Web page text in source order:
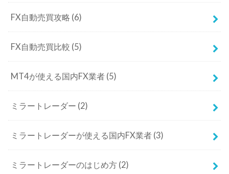
FX自動売買攻略 (6)
FX自動売買比較 (5)
MT4が使える国内FX業者 (5)
ミラートレーダー (2)
ミラートレーダーが使える国内FX業者 (3)
ミラートレーダーのはじめ方 (2)